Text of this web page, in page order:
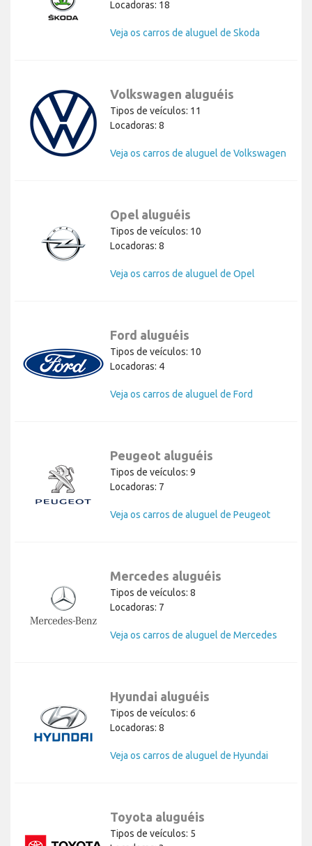
Locadoras: 18
Veja os carros de aluguel de Skoda
Volkswagen aluguéis
Tipos de veículos: 11
Locadoras: 8
Veja os carros de aluguel de Volkswagen
Opel aluguéis
Tipos de veículos: 10
Locadoras: 8
Veja os carros de aluguel de Opel
Ford aluguéis
Tipos de veículos: 10
Locadoras: 4
Veja os carros de aluguel de Ford
Peugeot aluguéis
Tipos de veículos: 9
Locadoras: 7
Veja os carros de aluguel de Peugeot
Mercedes aluguéis
Tipos de veículos: 8
Locadoras: 7
Veja os carros de aluguel de Mercedes
Hyundai aluguéis
Tipos de veículos: 6
Locadoras: 8
Veja os carros de aluguel de Hyundai
Toyota aluguéis
Tipos de veículos: 5